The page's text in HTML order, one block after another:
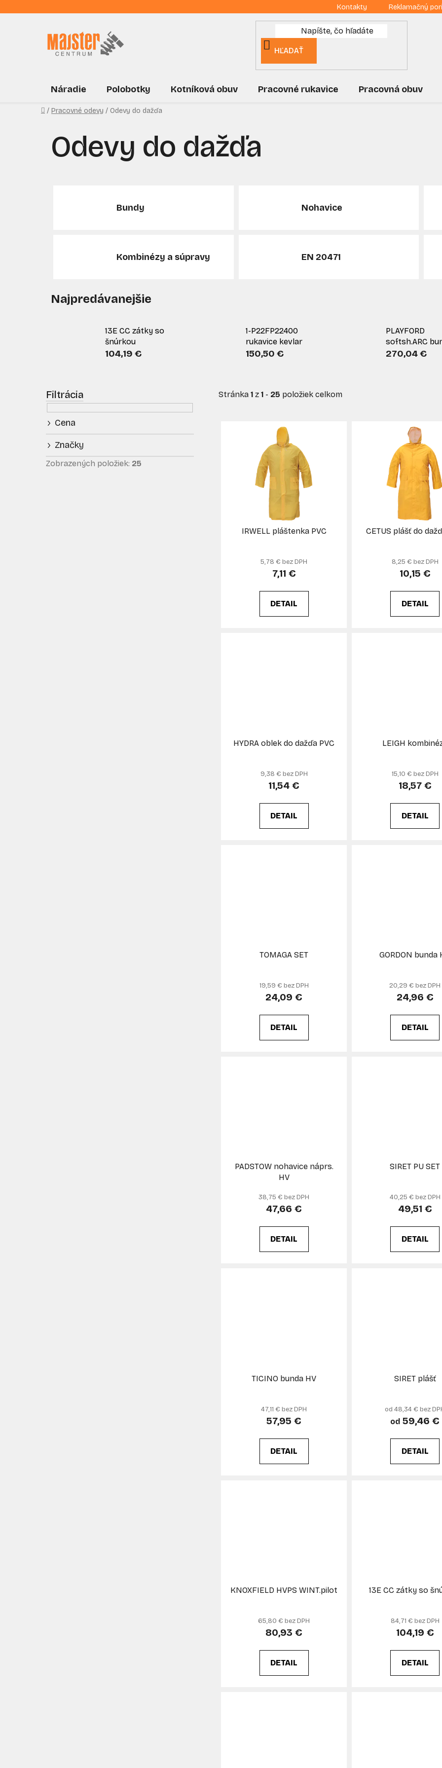
na
Kontakty Reklamačný
HĽADAŤ
Náradie Polobotky Kotníková obuv Pracovné rukavice Pracovná obuv
Domov
/ Pracovné odevy / Odevy do dažďa
Odevy do dažďa
Bundy Nohavice
Kombinézy a súpravy EN 20471
Najpredávanejšie
13E CC zátky so
šnúrkou
104,19 €
1-P22FP22400
rukavice kevlar
150,50 €
PLAYFORD
softsh.ARC
270,04 €
o
a
Cena
Značky
Zobrazených položiek: 25
Stránka 1 z 1 - 25 položiek celkom
IRWELL pláštenka PVC
5,78 € bez DPH
7,11 €
DETAIL
CETUS plášť do
8,25 € bez DPH
10,15 €
DETAIL
HYDRA oblek do dažďa PVC
9,38 € bez DPH
11,54 €
DETAIL
LEIGH
15,10 € bez DPH
18,57 €
DETAIL
TOMAGA SET
19,59 € bez DPH
24,09 €
DETAIL
GORDON bunda
20,29 € bez DPH
24,96 €
DETAIL
PADSTOW nohavice náprs.
HV
38,75 € bez DPH
47,66 €
DETAIL
SIRET PU SET
40,25 € bez DPH
49,51 €
DETAIL
TICINO bunda HV
47,11 € bez DPH
57,95 €
DETAIL
SIRET plášť
od 48,34 € bez
od 59,46 €
DETAIL
KNOXFIELD HVPS WINT.pilot
65,80 € bez DPH
80,93 €
DETAIL
13E CC zátky so
84,71 € bez DPH
104,19 €
DETAIL